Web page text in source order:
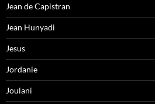
Jean de Capistran
Jean Hunyadi
Jesus
Jordanie
Joulani